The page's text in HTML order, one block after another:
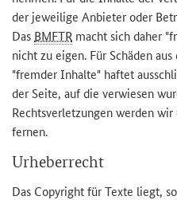
der je­wei­li­ge An­bie­ter oder
Das BMFTR macht sich daher
nicht zu eigen. Für Schä­den
"frem­der In­hal­te" haf­tet
der Seite, auf die ver­wie­sen
Rechts­ver­let­zun­gen wer­den
fer­nen.
Ur­he­ber­recht
Das Co­py­right für Texte liegt,